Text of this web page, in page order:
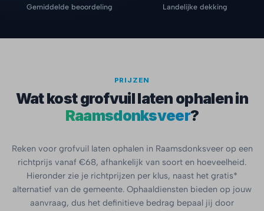
Gemiddelde beoordeling Landelijke dekking
PRIJZEN
Wat kost grofvuil laten ophalen in
Raamsdonksveer?
Reken voor grofvuil laten ophalen in Raamsdonksveer op een
richtprijs vanaf €68, afhankelijk van soort en hoeveelheid.
Hieronder zie je richtprijzen per klus, naast het gratis*
alternatief van de gemeente. Ophaaldiensten bieden op jouw
aanvraag, dus het definitieve bedrag bepaal jij door